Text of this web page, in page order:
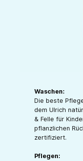
Waschen:
Die beste
dem Ulrich
& Felle für
pflanzlichen
zertifiziert.
Pflegen: